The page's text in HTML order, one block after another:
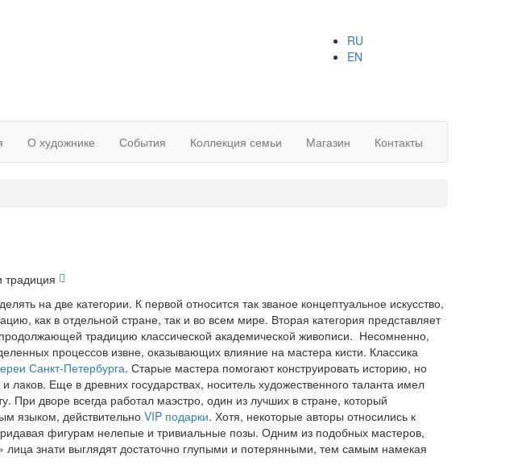
RU
EN
О художнике События Коллекция семьи Магазин Контакты
на две категории. К первой относится так званое концептуальное искусство,
как в отдельной стране, так и во всем мире. Вторая категория представляет
традицию классической академической живописи. Несомненно,
процессов извне, оказывающих влияние на мастера кисти. Классика
Санкт-Петербурга. Старые мастера помогают конструировать историю, но
Еще в древних государствах, носитель художественного таланта имел
При дворе всегда работал маэстро, один из лучших в стране, который
языком, действительно VIP подарки. Хотя, некоторые авторы относились к
фигурам нелепые и тривиальные позы. Одним из подобных мастеров,
знати выглядят достаточно глупыми и потерянными, тем самым намекая